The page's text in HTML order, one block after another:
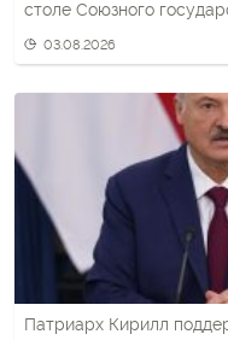
столе Союзного
03.08.2026
Патриарх Кирилл